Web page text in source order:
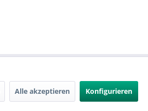
Alle akzeptieren Konfigurieren